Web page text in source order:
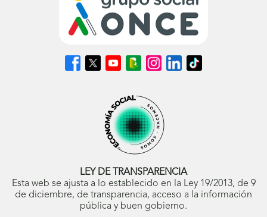
Síguenos
en
Síguenos
en
ventana
nueva)
Síguenos
en
abrirá
en
ventana
nueva)
Síguenos
en
Blog
ONCE
(se
abrirá
en
ventana
Síguenos
en
abrirá
en
ventana
nueva)
Síguenos
en
Síguenos
en
LEY DE TRANSPARENCIA
Esta web se ajusta a lo establecido en la Ley 19/2013, de 9
de diciembre, de transparencia, acceso a la información
pública y buen gobierno.